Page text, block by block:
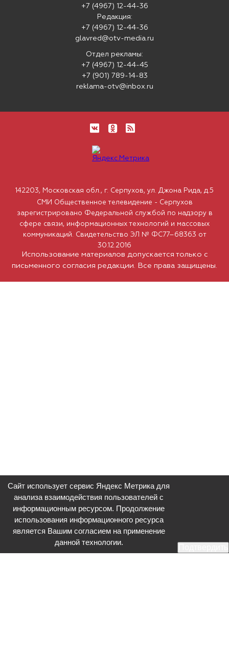
+7 (4967) 12-44-36
Редакция:
+7 (4967) 12-44-36
glavred@otv-media.ru
Отдел рекламы:
+7 (4967) 12-44-45
+7 (901) 789-14-83
reklama-otv@inbox.ru
Использование материалов допускается только с
письменного согласия редакции. Все права защищены.
142203, Московская обл., г. Серпухов, ул. Джона Рида, д.5
СМИ Общественное телевидение - Серпухов
зарегистрировано Федеральной службой по надзору в
сфере связи, информационных технологий и массовых
коммуникаций. Свидетельство ЭЛ № ФС77–68363 от
30.12.2016
Сайт использует сервис Яндекс Метрика для
анализа взаимодействия пользователей с
информационным ресурсом. Продолжение
использования информационного ресурса
является Вашим согласием на применение
данной технологии.